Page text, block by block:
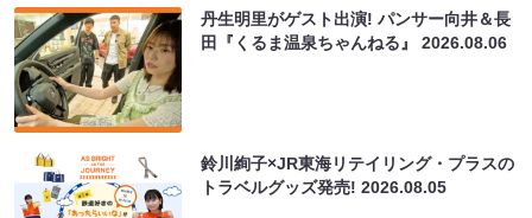
丹生明里がゲスト出演! パンサー向井＆長
田『くるま温泉ちゃんねる』2026.08.06
鈴川絢子×JR東海リテイリング・プラスの
トラベルグッズ発売!2026.08.05